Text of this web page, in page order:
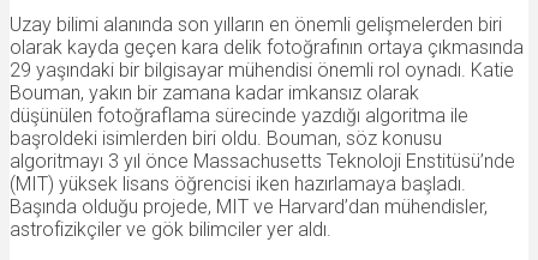
Uzay bilimi alanında son yılların en önemli gelişmelerden biri
olarak kayda geçen kara delik fotoğrafının ortaya çıkmasında
29 yaşındaki bir bilgisayar mühendisi önemli rol oynadı. Katie
Bouman, yakın bir zamana kadar imkansız olarak
düşünülen fotoğraflama sürecinde yazdığı algoritma ile
başroldeki isimlerden biri oldu. Bouman, söz konusu
algoritmayı 3 yıl önce Massachusetts Teknoloji Enstitüsü’nde
(MIT) yüksek lisans öğrencisi iken hazırlamaya başladı.
Başında olduğu projede, MIT ve Harvard’dan mühendisler,
astrofizikçiler ve gök bilimciler yer aldı.